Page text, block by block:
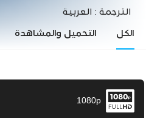
الترجمة : العربية
الكل التحميل والمشاهدة
1080p